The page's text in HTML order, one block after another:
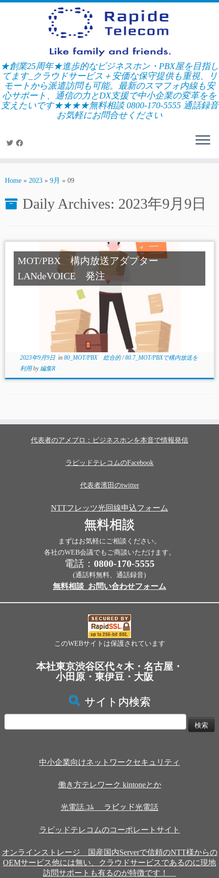
Skip
★創業25周年★進歩的なビジネスホン・PBX屋を目指し
てます_クラウドサービス＋安価な保守提供も重視、リ
モートから派遣訪問も可能。最新のスマフォ内線も安
心サポート、通信の力とDX支援で中小企業の変革をを
支えたいです★★★★無料相談 0800-170-5555 通話録音
お気軽にお問合せください
Home » 2023 » 9月 » 09
Daily Archives: 2023年9月9日
MOT/PBX 構内放送アダプター
LANdeVOICE 発注
2023年9月9日in 80_MOT/PBX 総合的/80.7_MOT/PBXで構内放送を
利用by編集R
代表者のアメブロ：ビジネスホンを本音で情報発信
ラピッドテレコムのFacebook
代表者濱田のtwitter
NTTフレッツ光回線申込フォーム
無料相談
まずはお気軽にご相談ください。
各社のWEB会議でもご商談いただけます。
電話： 0800-170-5555
(通話料無料、通話録音)
無料相談_お問い合わせフォーム
このWEBサイトは保護されています
本社東京渋谷区代々木・名古屋・
小田原・東伊豆・大阪
サイト内検索
索:
中小企業向けネットワークセキュリティ
働き方テレワーク kintoneとか
光電話.ｺﾑ ラピッド光電話
ラピッドテレコムのコーポレートサイト
オンラインストレージ 国産国内Serverで信頼のNTT様からの
OEMサービス他には無い、クラウドサービスであるのに現地
訪問サポートも有るのが特徴です！